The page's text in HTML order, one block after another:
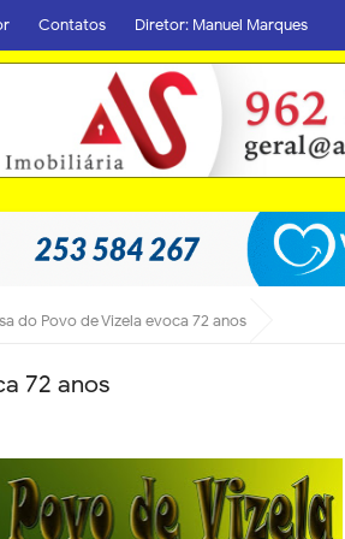
Contatos Diretor: Manuel Marques
do Povo de Vizela evoca 72 anos
72 anos